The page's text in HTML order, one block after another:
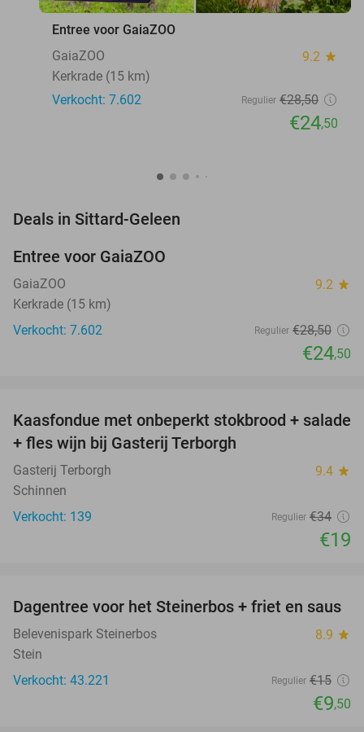
Entree voor GaiaZOO
GaiaZOO
9.2 star
Kerkrade (15 km)
Verkocht: 7.602
Regulier €28,50
€24,50
Deals in Sittard-Geleen
Entree voor GaiaZOO
GaiaZOO 9.2 star
Kerkrade (15 km)
Verkocht: 7.602
Regulier €28,50
€24,50
44%
Kaasfondue met onbeperkt stokbrood + salade
+ fles wijn bij Gasterij Terborgh
Gasterij Terborgh 9.4 star
Schinnen
Verkocht: 139
Regulier €34
€19
37%
Dagentree voor het Steinerbos + friet en saus
Belevenispark Steinerbos 8.9 star
Stein
Verkocht: 43.221
Regulier €15
€9,50